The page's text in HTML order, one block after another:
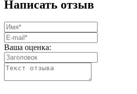
Написать отзыв
Ваша оценка: